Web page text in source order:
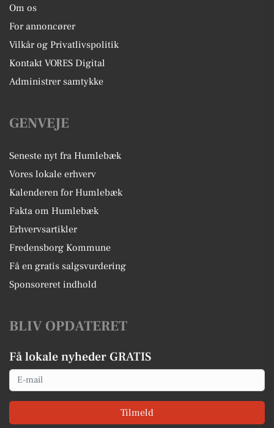
Om os
For annoncører
Vilkår og Privatlivspolitik
Kontakt VORES Digital
Administrer samtykke
GENVEJE
Seneste nyt fra Humlebæk
Vores lokale erhverv
Kalenderen for Humlebæk
Fakta om Humlebæk
Erhvervsartikler
Fredensborg Kommune
Få en gratis salgsvurdering
Sponsoreret indhold
BLIV OPDATERET
Få lokale nyheder GRATIS
Email
Tilmeld